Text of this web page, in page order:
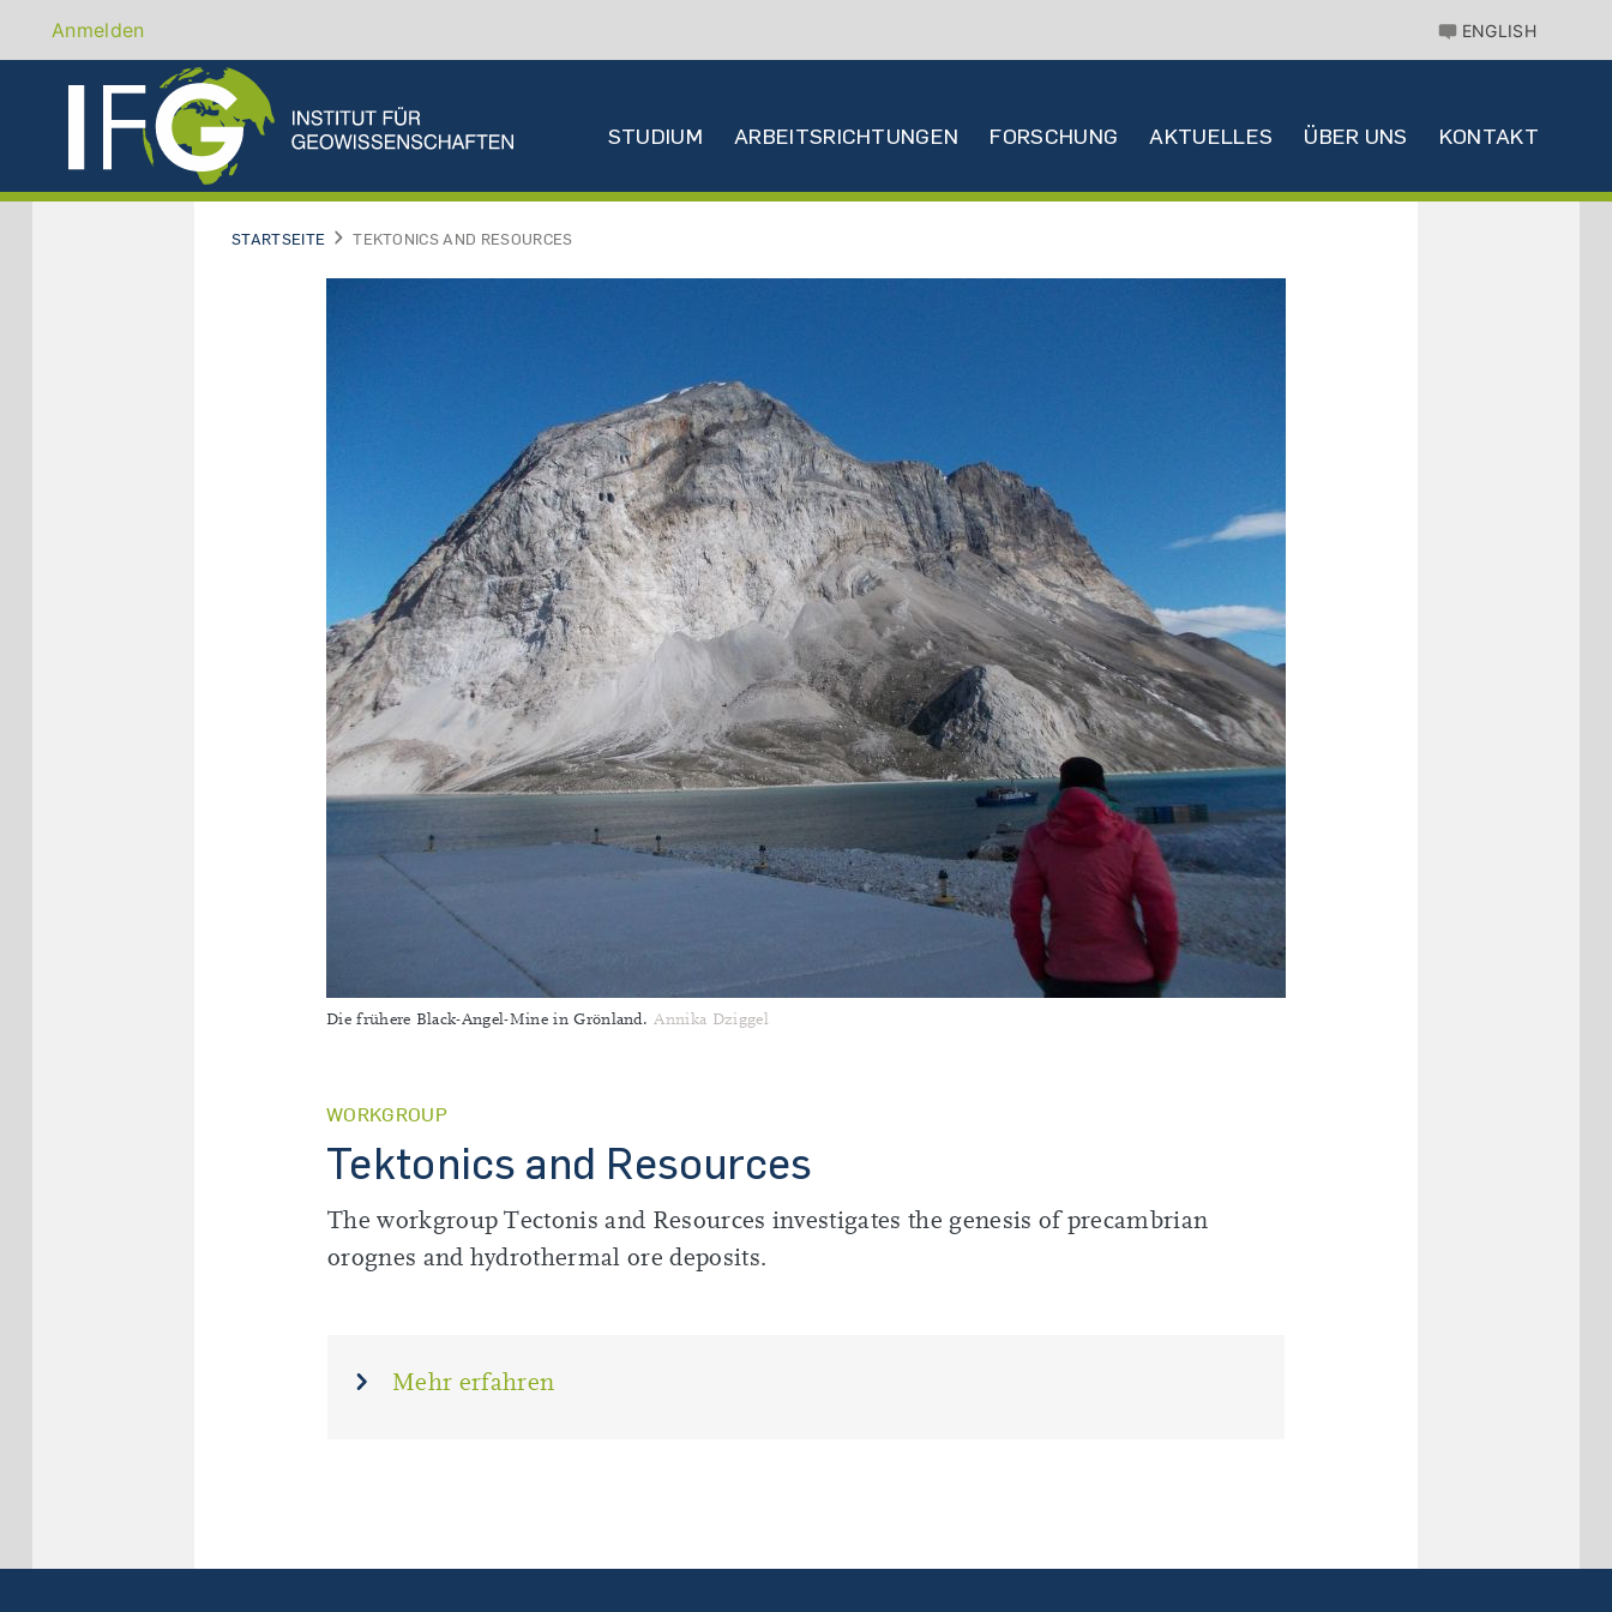
Benutzermenü
Anmelden ENGLISH
Hauptnavigation
STUDIUM ARBEITSRICHTUNGEN FORSCHUNG AKTUELLES ÜBER UNS KONTAKT
STARTSEITE TEKTONICS AND RESOURCES
Die frühere Black-Angel-Mine in Grönland. Annika Dziggel
WORKGROUP
Tektonics and Resources
The workgroup Tectonis and Resources investigates the genesis of precambrian
orognes and hydrothermal ore deposits.
Mehr erfahren